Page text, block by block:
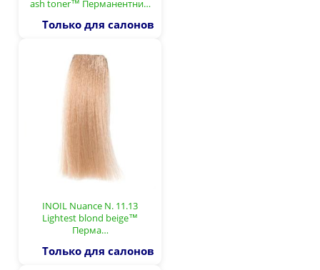
ash toner™ Перманентни…
Только для салонов
INOIL Nuance N. 11.13
Lightest blond beige™
Перма…
Только для салонов